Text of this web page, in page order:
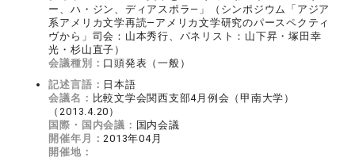
ー、ハ・ジン、ディアスポラ―」（シンポジウム「アジア
系アメリカ文学再読―アメリカ文学研究のパースペクティ
ヴから」司会：山本秀行、パネリスト：山下昇・塚田幸
光・杉山直子）
会議種別： 口頭発表（一般）
記述言語： 日本語
会議名： 比較文学会関西支部4月例会（甲南大学）
（2013.4.20）
国際・国内会議： 国内会議
開催年月： 2013年04月
開催地：